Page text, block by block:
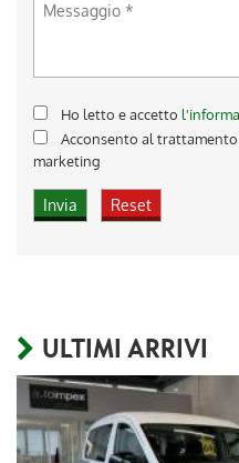
Ho letto e accetto
Acconsento al
marketing
ULTIMI ARRIVI